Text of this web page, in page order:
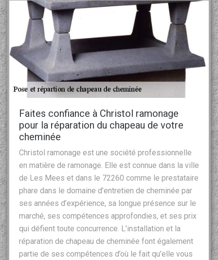
Faites confiance à Christol ramonage
pour la réparation du chapeau de votre
cheminée
Christol ramonage est une société professionnelle
en matière de ramonage. Elle est connue dans la ville
de Les Mees et dans le 72260 comme le prestataire
phare dans le domaine d’entretien de cheminée par
ses années d’expérience, sa longue présence sur le
marché, ses compétences approfondies, et ses prix
qui défient toute concurrence. L’installation et la
réparation de chapeau de cheminée font également
partie de ses compétences d’où le fait qu’elle vous